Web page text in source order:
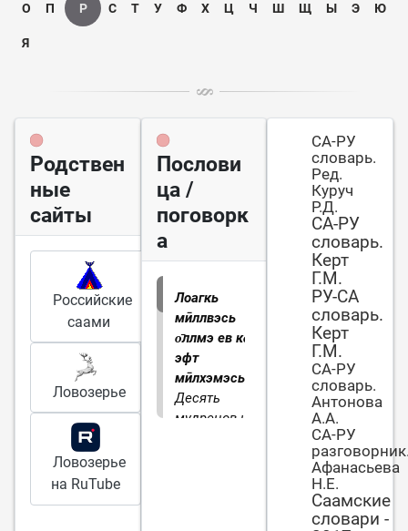
О П Р С Т У Ф Х Ц Ч Ш Щ Ы Э Ю
Я
Родствен
ные
сайты
Российские
саами
Ловозерье
Ловозерье
на RuTube
Послови
ца /
поговорк
а
Лоагкь
мӣллвэсь
о̄ллмэ ев ко̄р
эфт
мӣлхэмэсь.
Десять
мудрецов не
СА-РУ
словарь.
Ред.
Куруч
Р.Д.
СА-РУ
словарь.
Керт
Г.М.
РУ-СА
словарь.
Керт
Г.М.
СА-РУ
словарь.
Антонова
А.А.
СА-РУ
Афанасьева
Н.Е.
Саамские
словари -